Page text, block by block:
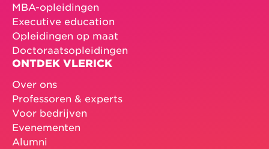
MBA-opleidingen
Executive education
Opleidingen op maat
Doctoraatsopleidingen
ONTDEK VLERICK
Over ons
Professoren & experts
Voor bedrijven
Evenementen
Alumni